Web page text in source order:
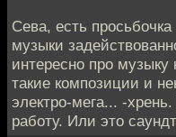
Сева, есть
музыки
интересно про
такие композиции и
электро-мега... -
работу. Или это